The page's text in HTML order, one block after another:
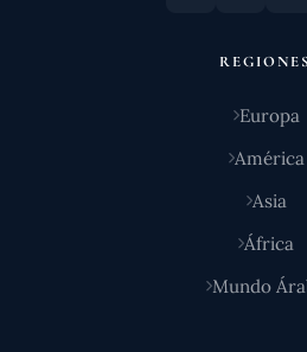
REGIONES
Europa
América
Asia
África
Mundo